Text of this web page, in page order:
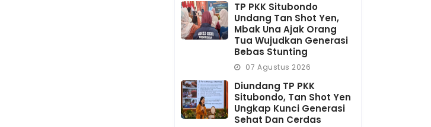
TP PKK Situbondo
Undang Tan Shot Yen,
Mbak Una Ajak Orang
Tua Wujudkan Generasi
Bebas Stunting
07 Agustus 2026
Diundang TP PKK
Situbondo, Tan Shot Yen
Ungkap Kunci Generasi
Sehat Dan Cerdas